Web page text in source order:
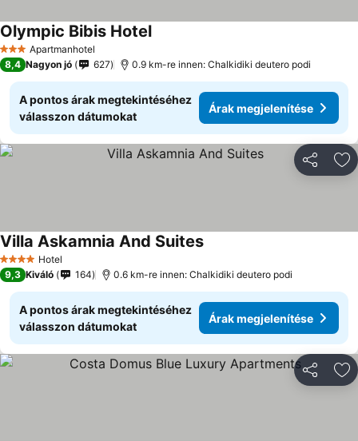
3 KategóriaApartmanhotel
Olympic Bibis HotelÁrak megjelenítése
8,4 Nagyon jó 627 0.9 km-re innen: Chalkidiki deutero podi
A pontos árak megtekintéséhez
válasszon dátumokat
Árak megjelenítése
4 KategóriaHotel
Villa Askamnia And SuitesÁrak megjelenítése
9,3 Kiváló 164 0.6 km-re innen: Chalkidiki deutero podi
A pontos árak megtekintéséhez
válasszon dátumokat
Árak megjelenítése